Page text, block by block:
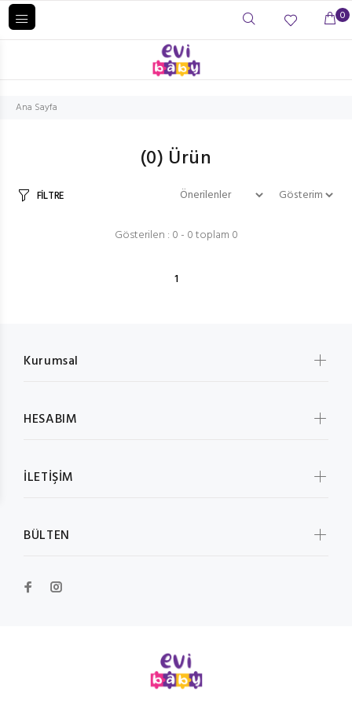
0
Ana Sayfa
(0) Ürün
FİLTRE
Gösterilen : 0 - 0 toplam 0
1
Kurumsal
HESABIM
İLETİŞİM
BÜLTEN